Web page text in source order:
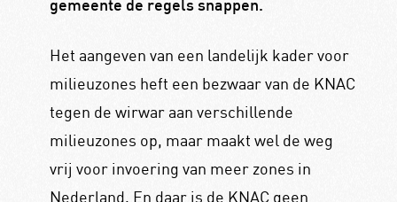
gemeente de regels snappen.
Het aangeven van een landelijk kader voor
milieuzones heft een bezwaar van de KNAC
tegen de wirwar aan verschillende
milieuzones op, maar maakt wel de weg
vrij voor invoering van meer zones in
Nederland. En daar is de KNAC geen